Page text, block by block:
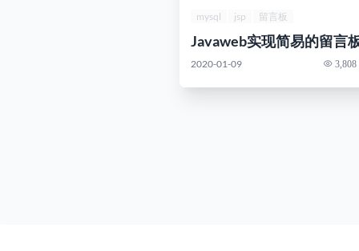
mysql jsp 留言板
Javaweb实现简易的留言
2020-01-09 3,808